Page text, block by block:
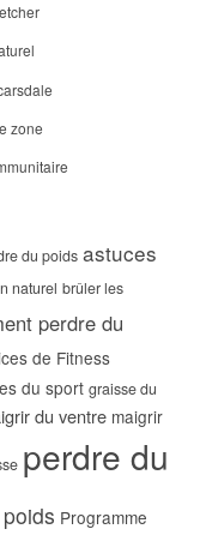
zone
du poids astuces
naturel brûler les
perdre du
de Fitness
du sport graisse du
du ventre maigrir
perdre du
Programme